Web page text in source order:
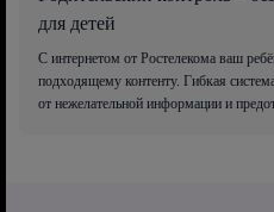
для детей
С интернетом от Ростелекома ваш
подходящему контенту. Гибкая
от нежелательной информации и